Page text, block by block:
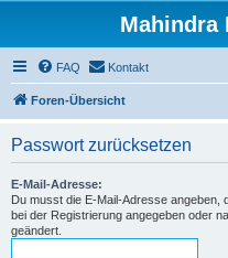
Mahindra
FAQ Kontakt
Foren-Übersicht
Passwort zurücksetzen
E-Mail-Adresse:
Du musst die E-Mail-Adresse angeben,
bei der Registrierung angegeben oder
geändert.